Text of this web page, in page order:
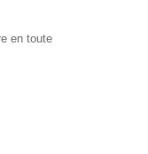
en toute